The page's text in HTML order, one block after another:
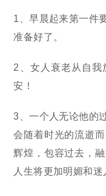
1、早晨起来第一件
准备好了。
2、女人衰老从自
安！
3、一个人无论他的
会随着时光的流逝
辉煌，包容过去，
人生将更加明媚和迷